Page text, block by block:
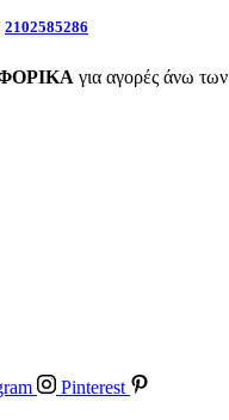
2102585286
για αγορές άνω των
Pinterest